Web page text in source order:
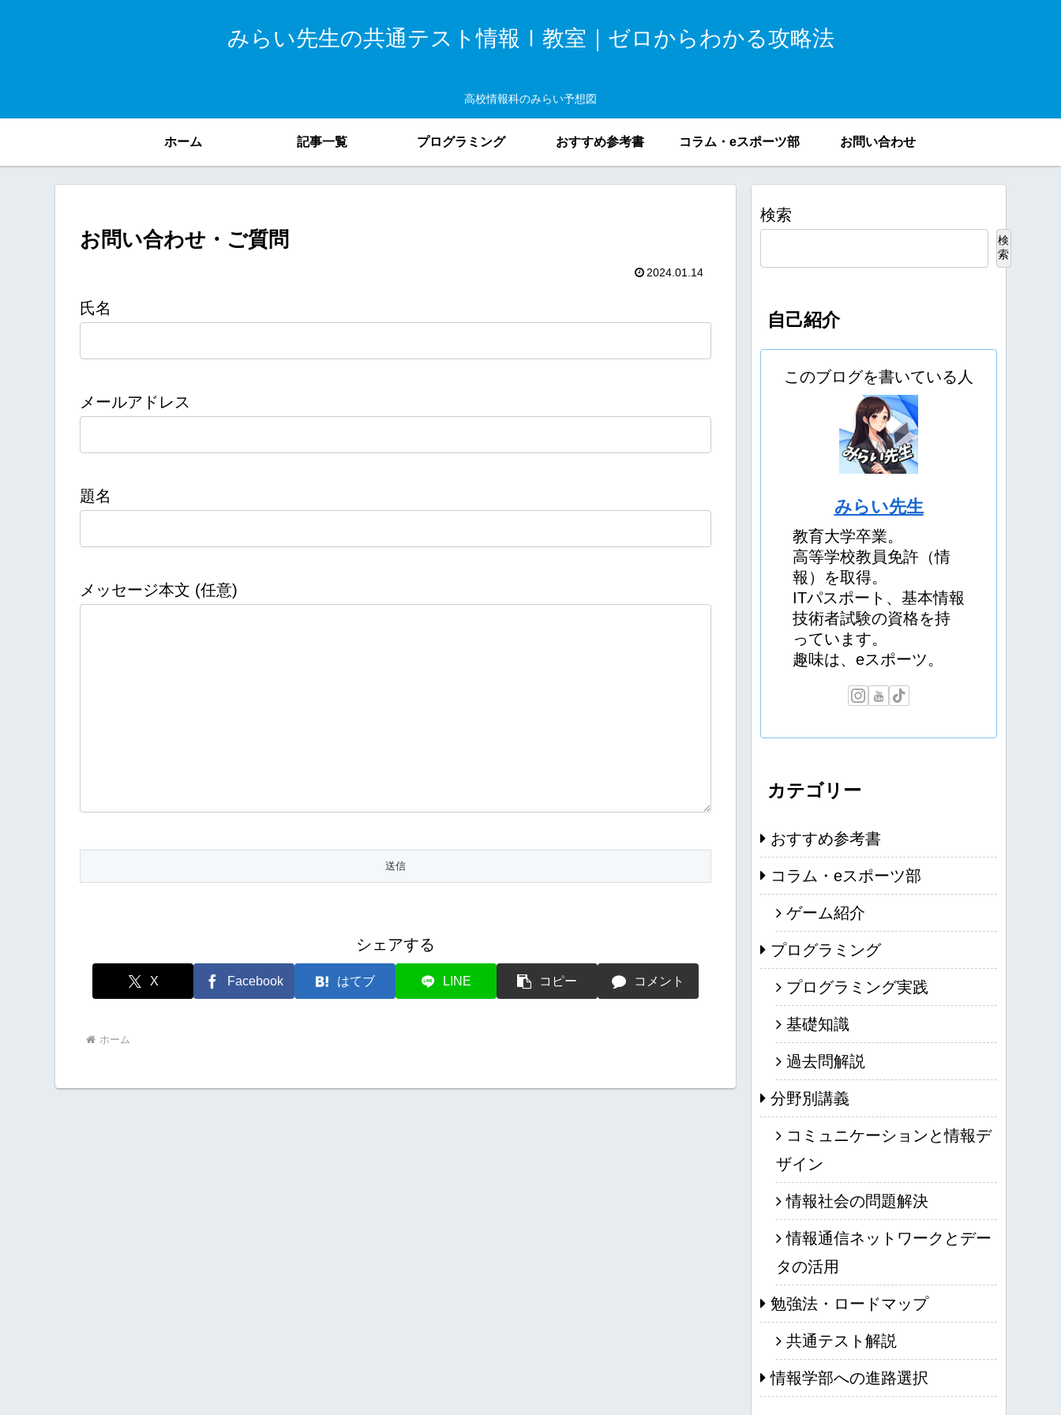
みらい先生の共通テスト情報Ⅰ教室｜ゼロからわかる攻略法
高校情報科のみらい予想図
ホーム 記事一覧 プログラミング おすすめ参考書 コラム・eスポーツ部 お問い合わせ
お問い合わせ・ご質問
2024.01.14
氏名
メールアドレス
題名
メッセージ本文 (任意)
シェアする
X Facebook はてブ LINE コピー コメント
ホーム
検索
検
索
自己紹介
このブログを書いている人
みらい先生
教育大学卒業。
高等学校教員免許（情
報）を取得。
ITパスポート、基本情報
技術者試験の資格を持
っています。
趣味は、eスポーツ。
カテゴリー
おすすめ参考書
コラム・eスポーツ部
ゲーム紹介
プログラミング
プログラミング実践
基礎知識
過去問解説
分野別講義
コミュニケーションと情報デ
ザイン
情報社会の問題解決
情報通信ネットワークとデー
タの活用
勉強法・ロードマップ
共通テスト解説
情報学部への進路選択